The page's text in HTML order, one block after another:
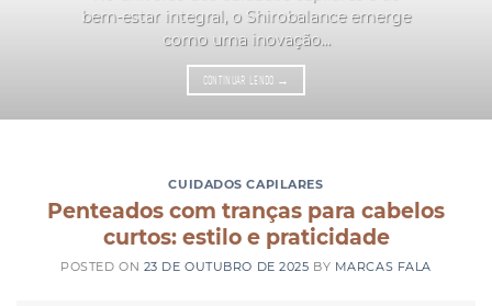
bem-estar integral, o Shirobalance emerge
como uma inovação...
CONTINUAR LENDO →
CUIDADOS CAPILARES
Penteados com tranças para cabelos
curtos: estilo e praticidade
POSTED ON 23 DE OUTUBRO DE 2025 BY MARCAS FALA